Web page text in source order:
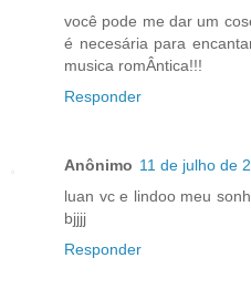
você pode me dar um
é necesária para
musica romÂntica!!!
Responder
Anônimo 11 de julho de
luan vc e lindoo meu
bjjjj
Responder